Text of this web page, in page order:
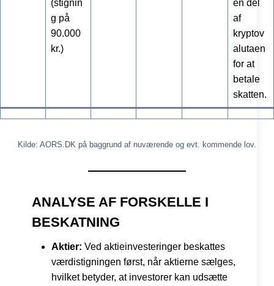
(stignin
g på
90.000
kr.)
en del
af
kryptov
alutaen
for at
betale
skatten.
Kilde: AORS.DK på baggrund af nuværende og evt. kommende lov.
ANALYSE AF FORSKELLE I
BESKATNING
Aktier: Ved aktieinvesteringer beskattes
værdistigningen først, når aktierne sælges,
hvilket betyder, at investorer kan udsætte